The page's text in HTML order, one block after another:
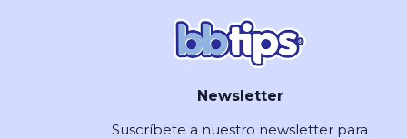
Newsletter
Suscríbete a nuestro newsletter para